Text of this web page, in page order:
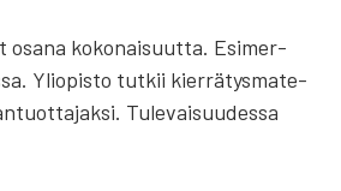
osa­na koko­nai­suut­ta. Esi­mer­
Yli­opis­to tut­kii kier­rä­tys­ma­te­
Tule­vai­suu­des­sa